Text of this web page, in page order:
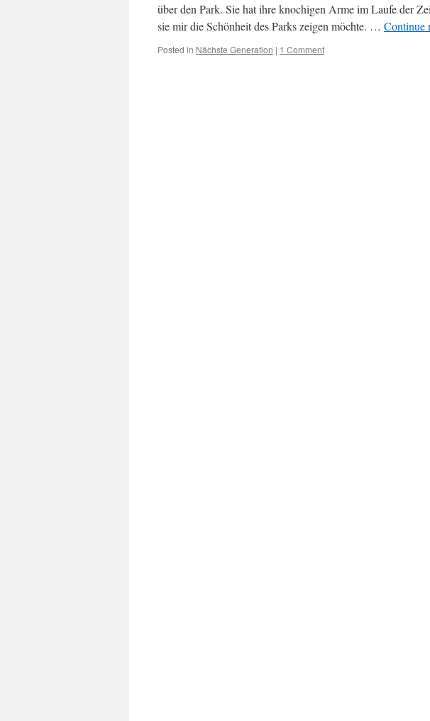
über den Park. Sie hat ihre knochigen Arme im Laufe der
sie mir die Schönheit des Parks zeigen möchte. … Continue
Posted in Nächste Generation | 1 Comment